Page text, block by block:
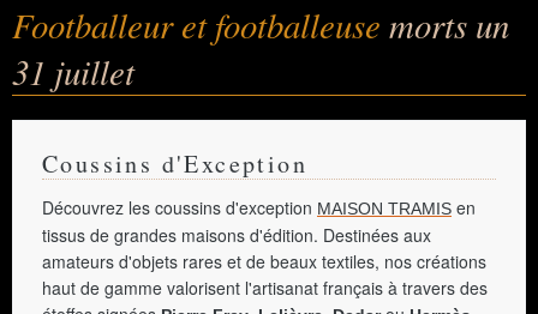
Footballeur et footballeuse morts un
31 juillet
Coussins d'Exception
Découvrez les coussins d'exception MAISON TRAMIS en
tissus de grandes maisons d'édition. Destinées aux
amateurs d'objets rares et de beaux textiles, nos créations
haut de gamme valorisent l'artisanat français à travers des